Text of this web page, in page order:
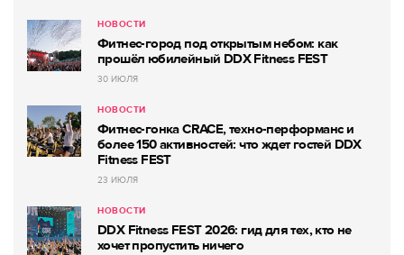
НОВОСТИ
Фитнес-город под открытым небом: как
прошёл юбилейный DDX Fitness FEST
30 ИЮЛЯ
НОВОСТИ
Фитнес-гонка CRACE, техно-перформанс и
более 150 активностей: что ждет гостей DDX
Fitness FEST
23 ИЮЛЯ
НОВОСТИ
DDX Fitness FEST 2026: гид для тех, кто не
хочет пропустить ничего